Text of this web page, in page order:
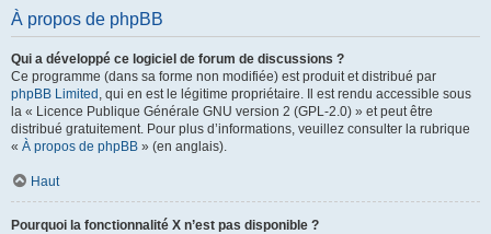
À propos de phpBB
Qui a développé ce logiciel de forum de discussions ?
Ce programme (dans sa forme non modifiée) est produit et distribué par
phpBB Limited , qui en est le légitime propriétaire. Il est rendu accessible sous
la « Licence Publique Générale GNU version 2 (GPL-2.0) » et peut être
distribué gratuitement. Pour plus d’informations, veuillez consulter la rubrique
« À propos de phpBB » (en anglais).
Haut
Pourquoi la fonctionnalité X n’est pas disponible ?